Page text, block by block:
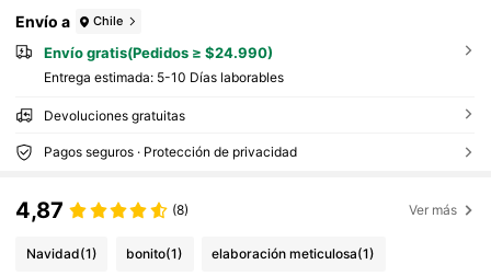
Envío a Chile
Envío gratis(Pedidos ≥ $24.990)
Entrega estimada: 5-10 Días laborables
Devoluciones gratuitas
Pagos seguros · Protección de privacidad
4,87 (8) Ver más
Navidad(1) bonito(1) elaboración meticulosa(1)